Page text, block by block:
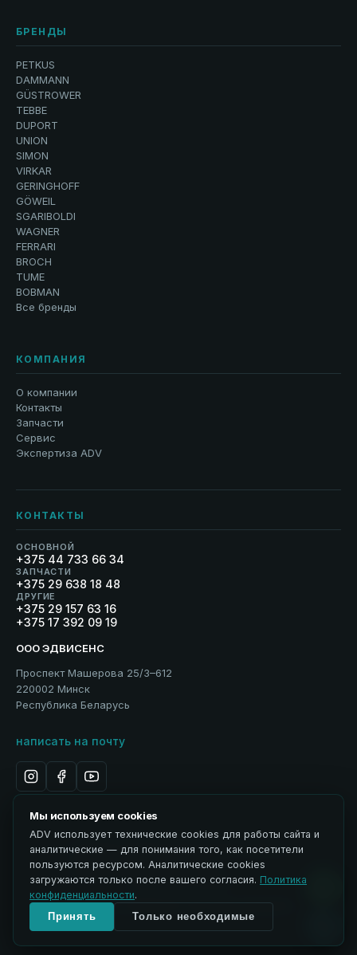
БРЕНДЫ
PETKUS
DAMMANN
GÜSTROWER
TEBBE
DUPORT
UNION
SIMON
VIRKAR
GERINGHOFF
GÖWEIL
SGARIBOLDI
WAGNER
FERRARI
BROCH
TUME
BOBMAN
Все бренды
КОМПАНИЯ
О компании
Контакты
Запчасти
Сервис
Экспертиза ADV
КОНТАКТЫ
ОСНОВНОЙ
+375 44 733 66 34
ЗАПЧАСТИ
+375 29 638 18 48
ДРУГИЕ
+375 29 157 63 16
+375 17 392 09 19
ООО ЭДВИСЕНС
Проспект Машерова 25/3–612
220002 Минск
Республика Беларусь
написать на почту
Политика обработки персональных данных
Использование материалов
ЭДВИСЕНС / Advisance → ADV
Управление cookies
© 2026 ООО ЭДВИСЕНС. Все права защищены.
Мы используем cookies
ADV использует технические cookies для работы сайта и
аналитические — для понимания того, как посетители
пользуются ресурсом. Аналитические cookies
загружаются только после вашего согласия. Политика
конфиденциальности.
Принять Только необходимые